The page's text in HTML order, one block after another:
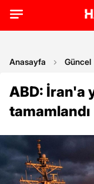
Anasayfa Güncel
ABD: İran'a
tamamlandı